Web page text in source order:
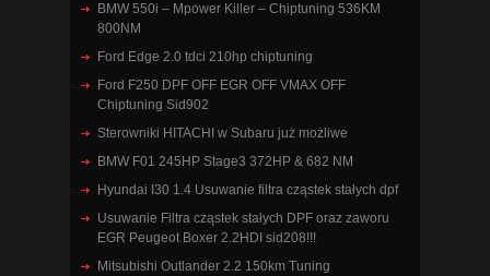
BMW 550i – Mpower Killer – Chiptuning 536KM
800NM
Ford Edge 2.0 tdci 210hp chiptuning
Ford F250 DPF OFF EGR OFF VMAX OFF
Chiptuning Sid902
Sterowniki HITACHI w Subaru już możliwe
BMW F01 245HP Stage3 372HP & 682 NM
Hyundai I30 1.4 Usuwanie filtra cząstek stałych dpf
Usuwanie Filtra cząstek stałych DPF oraz zaworu
EGR Peugeot Boxer 2.2HDI sid208!!!
Mitsubishi Outlander 2.2 150km Tuning